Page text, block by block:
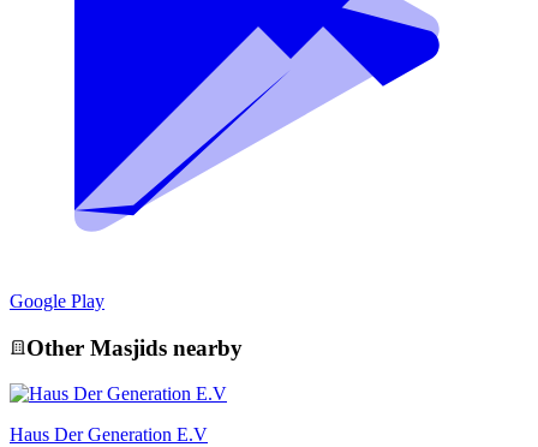
Google Play
Other Masjids nearby
Haus Der Generation E.V